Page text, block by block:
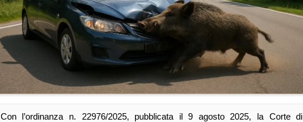
Con l’ordinanza n. 22976/2025, pubblicata il 9 agosto 2025, la Corte di